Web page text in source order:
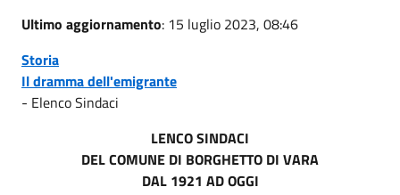
Ultimo aggiornamento: 15 luglio 2023, 08:46
Storia
Il dramma dell'emigrante
- Elenco Sindaci
LENCO SINDACI
DEL COMUNE DI BORGHETTO DI VARA
DAL 1921 AD OGGI